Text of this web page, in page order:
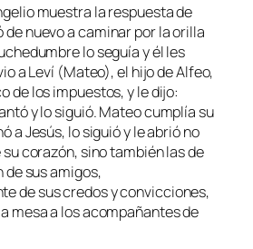
muestra la respuesta de
de nuevo a caminar por la orilla
lo seguía y él les
a Leví (Mateo), el hijo de Alfeo,
de los impuestos, y le dijo:
y lo siguió. Mateo cumplía su
a Jesús, lo siguió y le abrió no
corazón, sino también las de
de sus amigos,
de sus credos y convicciones,
mesa a los acompañantes de